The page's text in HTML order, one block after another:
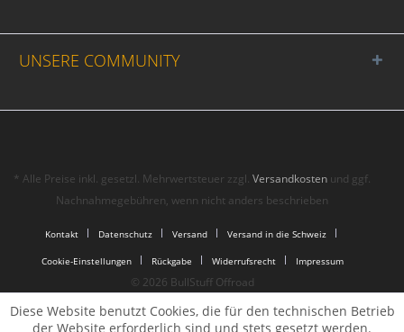
UNSERE COMMUNITY
* Alle Preise inkl. gesetzl. Mehrwertsteuer zzgl.Versandkosten und ggf.
Nachnahmegebühren, wenn nicht anders beschrieben
Kontakt Datenschutz Versand Versand in die Schweiz
Cookie-Einstellungen Rückgabe Widerrufsrecht Impressum
© 2026 BullStuff Offroad
Diese Website benutzt Cookies, die für den technischen Betrieb
der Website erforderlich sind und stets gesetzt werden.